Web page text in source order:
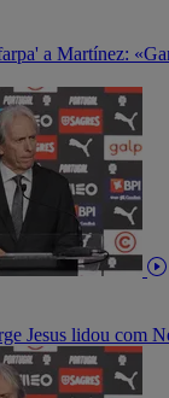
a Martínez:
Jesus lidou com